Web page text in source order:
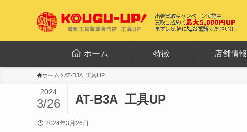
ホーム 特徴 店舗情報
ホーム AT-B3A_工具UP
AT-B3A_工具UP
2024
3/26
2024年3月26日